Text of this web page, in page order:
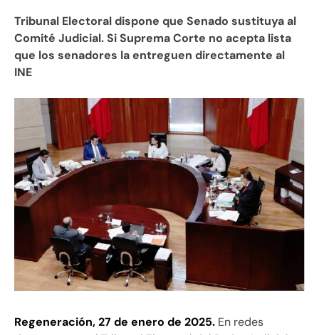
Tribunal Electoral dispone que Senado sustituya al
Comité Judicial. Si Suprema Corte no acepta lista
que los senadores la entreguen directamente al
INE
Regeneración, 27 de enero de 2025. En redes